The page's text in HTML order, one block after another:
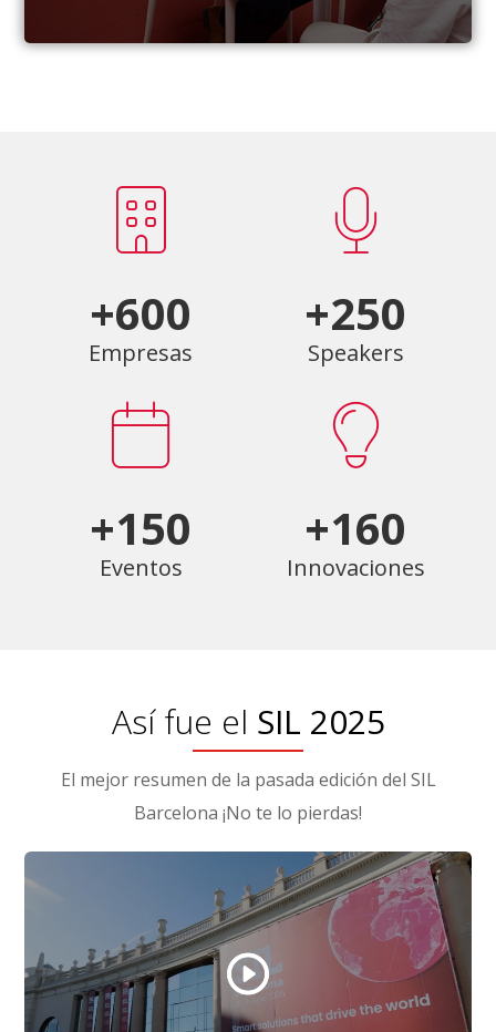
+600
Empresas
+250
Speakers
+150
Eventos
+160
Innovaciones
Así fue el SIL 2025
El mejor resumen de la pasada edición del SIL
Barcelona ¡No te lo pierdas!